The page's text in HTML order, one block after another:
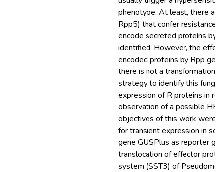
phenotype. At least, there
Rpp5) that confer resistance
encode secreted proteins by
identified. However, the
encoded proteins by Rpp
there is not a transformation
strategy to identify this
expression of R proteins in
observation of a possible HR
objectives of this work
for transient expression in
gene GUSPlus as reporter
translocation of effector
system (SST3) of